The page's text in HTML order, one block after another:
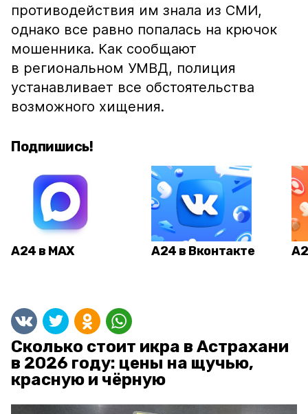
противодействия им знала из СМИ,
однако все равно попалась на крючок
мошенника. Как сообщают
в региональном УМВД, полиция
устанавливает все обстоятельства
возможного хищения.
Подпишись!
А24 в MAX А24 в Вконтакте
Сколько стоит икра в Астрахани
в 2026 году: цены на щучью,
красную и чёрную